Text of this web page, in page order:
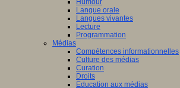
Humour
Langue orale
Langues vivantes
Lecture
Programmation
Médias
Compétences informationnelles
Culture des médias
Curation
Droits
Education aux médias